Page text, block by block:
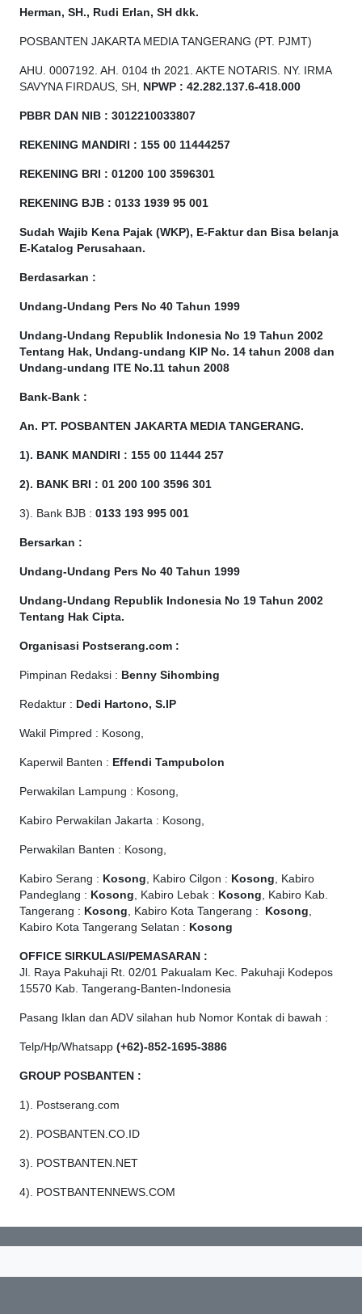
Herman, SH., Rudi Erlan, SH dkk.
POSBANTEN JAKARTA MEDIA TANGERANG (PT. PJMT)
AHU. 0007192. AH. 0104 th 2021. AKTE NOTARIS. NY. IRMA
SAVYNA FIRDAUS, SH, NPW P : 42.282.137.6-418.000
PBBR DAN NIB : 3012210033807
REKENING MANDIRI : 155 00 11444257
REKENING BRI : 01200 100 3596301
REKENING BJB : 0133 1939 95 001
Sudah Wajib Kena Pajak (WKP), E-Faktur dan Bisa belanja
E-Katalog Perusahaan.
Berdasarkan :
Undang-Undang Pers No 40 Tahun 1999
Undang-Undang Republik Indonesia No 19 Tahun 2002
Tentang Hak, Undang-undang KIP No. 14 tahun 2008 dan
Undang-undang ITE No.11 tahun 2008
Bank-Bank :
An. PT. POSBANTEN JAKARTA MEDIA TANGERANG.
1). BANK MANDIRI : 155 00 11444 257
2). BANK BRI : 01 200 100 3596 301
3). Bank BJB : 0133 193 995 001
Bersarkan :
Undang-Undang Pers No 40 Tahun 1999
Undang-Undang Republik Indonesia No 19 Tahun 2002
Tentang Hak Cipta.
Organisasi Postserang.com :
Pimpinan Redaksi : Benny Sihombing
Redaktur : Dedi Hartono, S.IP
Wakil Pimpred : Kosong,
Kaperwil Banten : Effendi Tampubolon
Perwakilan Lampung : Kosong,
Kabiro Perwakilan Jakarta : Kosong,
Perwakilan Banten : Kosong,
Kabiro Serang : Kosong, Kabiro Cilgon : Kosong, Kabiro
Pandeglang : Kosong, Kabiro Lebak : Kosong, Kabiro Kab.
Tangerang : Kosong, Kabiro Kota Tangerang : Kosong,
Kabiro Kota Tangerang Selatan : Kosong
OFFICE SIRKULASI/PEMASARAN :
Jl. Raya Pakuhaji Rt. 02/01 Pakualam Kec. Pakuhaji Kodepos
15570 Kab. Tangerang-Banten-Indonesia
Pasang Iklan dan ADV silahan hub Nomor Kontak di bawah :
Telp/Hp/Whatsapp (+62)-852-1695-3886
GROUP POSBANTEN :
1). Postserang.com
2). POSBANTEN.CO.ID
3). POSTBANTEN.NET
4). POSTBANTENNEWS.COM